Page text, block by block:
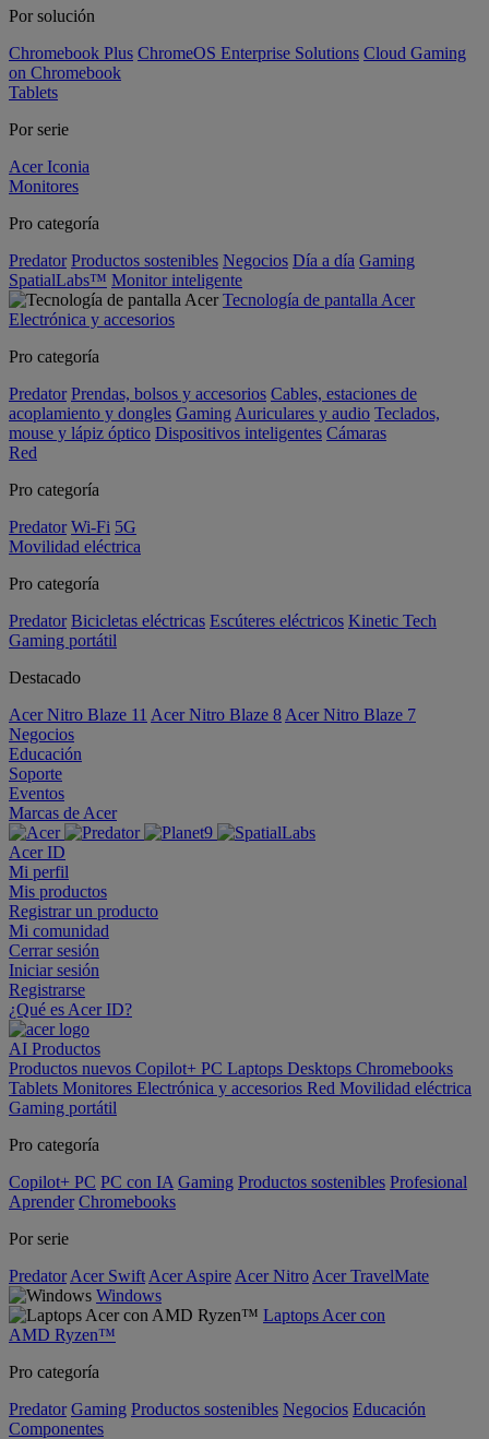
Por solución
Chromebook Plus ChromeOS Enterprise Solutions Cloud Gaming
on Chromebook
Tablets
Por serie
Acer Iconia
Monitores
Pro categoría
Predator Productos sostenibles Negocios Día a día Gaming
SpatialLabs™ Monitor inteligente
Tecnología de pantalla Acer
Electrónica y accesorios
Pro categoría
Predator Prendas, bolsos y accesorios Cables, estaciones de
acoplamiento y dongles Gaming Auriculares y audio Teclados,
mouse y lápiz óptico Dispositivos inteligentes Cámaras
Red
Pro categoría
Predator Wi-Fi 5G
Movilidad eléctrica
Pro categoría
Predator Bicicletas eléctricas Escúteres eléctricos Kinetic Tech
Gaming portátil
Destacado
Acer Nitro Blaze 11 Acer Nitro Blaze 8 Acer Nitro Blaze 7
Negocios
Educación
Soporte
Eventos
Marcas de Acer
Acer ID
Mi perfil
Mis productos
Registrar un producto
Mi comunidad
Cerrar sesión
Iniciar sesión
Registrarse
¿Qué es Acer ID?
AI Productos
Productos nuevos Copilot+ PC Laptops Desktops Chromebooks
Tablets Monitores Electrónica y accesorios Red Movilidad eléctrica
Gaming portátil
Pro categoría
Copilot+ PC PC con IA Gaming Productos sostenibles Profesional
Aprender Chromebooks
Por serie
Predator Acer Swift Acer Aspire Acer Nitro Acer TravelMate
Windows
Laptops Acer con
AMD Ryzen™
Pro categoría
Predator Gaming Productos sostenibles Negocios Educación
Componentes